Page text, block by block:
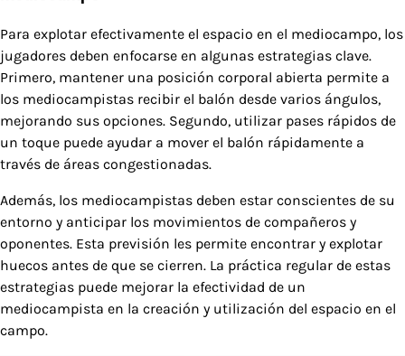
Para explotar efectivamente el espacio en el mediocampo, los
jugadores deben enfocarse en algunas estrategias clave.
Primero, mantener una posición corporal abierta permite a
los mediocampistas recibir el balón desde varios ángulos,
mejorando sus opciones. Segundo, utilizar pases rápidos de
un toque puede ayudar a mover el balón rápidamente a
través de áreas congestionadas.
Además, los mediocampistas deben estar conscientes de su
entorno y anticipar los movimientos de compañeros y
oponentes. Esta previsión les permite encontrar y explotar
huecos antes de que se cierren. La práctica regular de estas
estrategias puede mejorar la efectividad de un
mediocampista en la creación y utilización del espacio en el
campo.